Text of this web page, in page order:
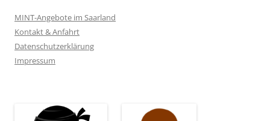
MINT-Angebote im Saarland
Kontakt & Anfahrt
Datenschutzerklärung
Impressum